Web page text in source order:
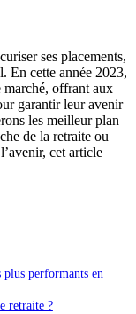
ses placements,
En cette année 2023,
marché, offrant aux
garantir leur avenir
les meilleur plan
de la retraite ou
cet article
plus performants en
retraite ?